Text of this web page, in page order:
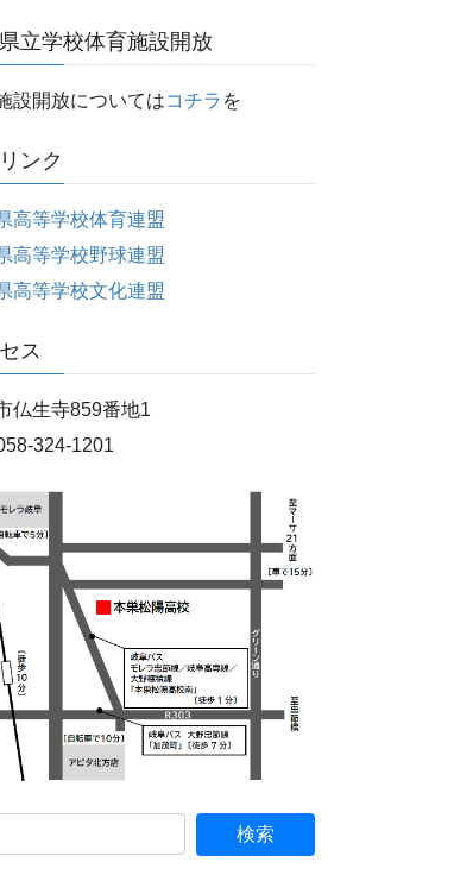
立学校体育施設開放
設開放についてはコチラ を
ンク
高等学校体育連盟
高等学校野球連盟
高等学校文化連盟
ス
仏生寺859番地1
324-1201